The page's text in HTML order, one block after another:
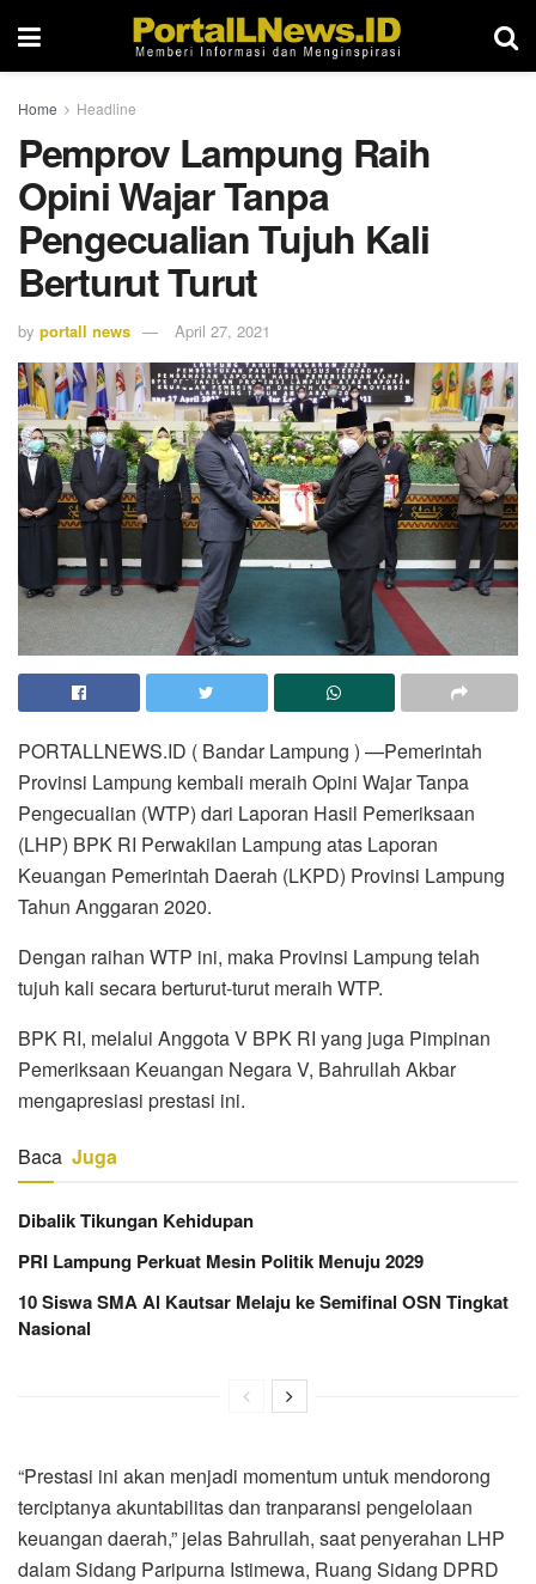
Home Headline
Pemprov Lampung Raih
Opini Wajar Tanpa
Pengecualian Tujuh Kali
Berturut Turut
by portall news April 27, 2021
PORTALLNEWS.ID ( Bandar Lampung ) —Pemerintah
Provinsi Lampung kembali meraih Opini Wajar Tanpa
Pengecualian (WTP) dari Laporan Hasil Pemeriksaan
(LHP) BPK RI Perwakilan Lampung atas Laporan
Keuangan Pemerintah Daerah (LKPD) Provinsi Lampung
Tahun Anggaran 2020.
Dengan raihan WTP ini, maka Provinsi Lampung telah
tujuh kali secara berturut-turut meraih WTP.
BPK RI, melalui Anggota V BPK RI yang juga Pimpinan
Pemeriksaan Keuangan Negara V, Bahrullah Akbar
mengapresiasi prestasi ini.
Baca Juga
Dibalik Tikungan Kehidupan
PRI Lampung Perkuat Mesin Politik Menuju 2029
10 Siswa SMA Al Kautsar Melaju ke Semifinal OSN Tingkat
Nasional
“Prestasi ini akan menjadi momentum untuk mendorong
terciptanya akuntabilitas dan tranparansi pengelolaan
keuangan daerah,” jelas Bahrullah, saat penyerahan LHP
dalam Sidang Paripurna Istimewa, Ruang Sidang DPRD